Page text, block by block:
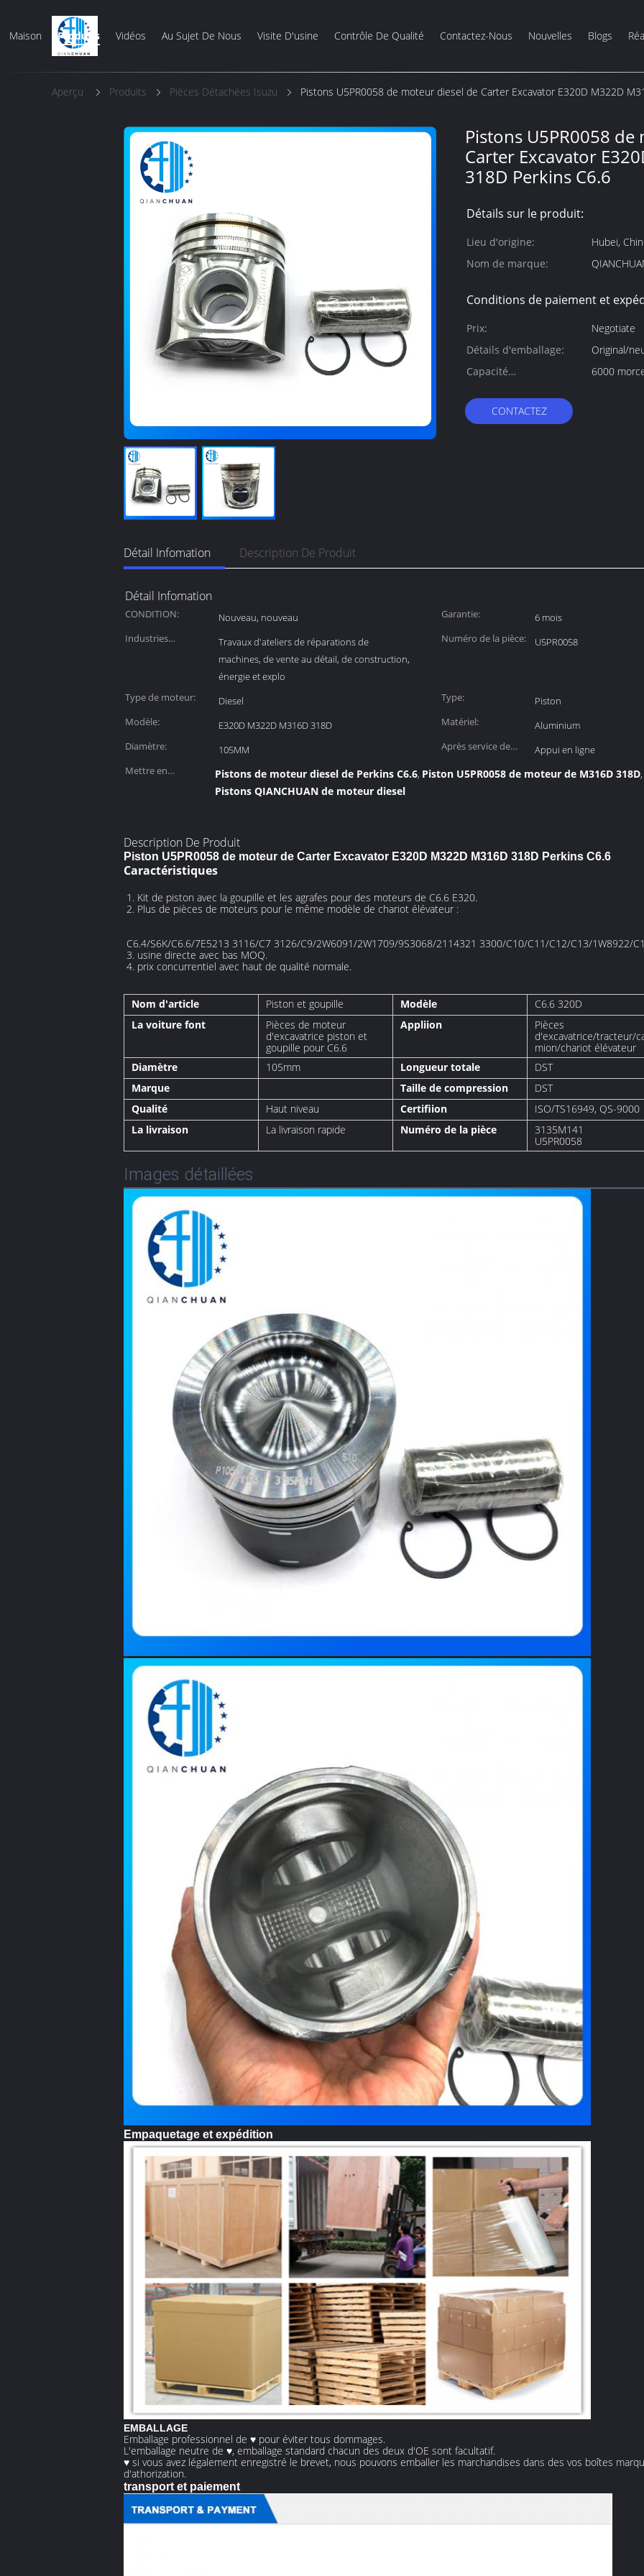
Maison Produits Vidéos Au Sujet De Nous Visite D'usine Contrôle De Qualité Contactez-Nous Nouvelles Blogs
Aperçu Produits Pièces Détachées Isuzu Pistons U5PR0058 de moteur diesel de Carter Excavator E320D M322D
Pistons U5PR0058
Carter Excavator
318D Perkins C6.6
Détails sur le produit:
Lieu d'origine:
Hubei,
Nom de marque:
Conditions de paiement et
Prix:
Negotiate
Détails d'emballage:
Original/
Capacité
CONTACTEZ
Détail Infomation Description De Produit
Détail Infomation
CONDITION: Nouveau, nouveau Garantie:
6 mois
Industries
Travaux d'ateliers de réparations de
machines, de vente au détail, de construction,
énergie et explo
Numéro de la pièce: U5PR0058
Type de moteur: Diesel Type:
Piston
Modèle:
E320D M322D M316D 318D Matériel:
Aluminium
Diamètre:
105MM
Après service de
Appui en ligne
Mettre en
Pistons de moteur diesel de Perkins C6.6, Piston U5PR0058 de moteur de M316D 318D,
Pistons QIANCHUAN de moteur diesel
Description De Produit
Piston U5PR0058 de moteur de Carter Excavator E320D M322D M316D 318D Perkins C6.6
Caractéristiques
1. Kit de piston avec la goupille et les agrafes pour des moteurs de C6.6 E320.
2. Plus de pièces de moteurs pour le même modèle de chariot élévateur :
C6.4/S6K/C6.6/7E5213 3116/C7 3126/C9/2W6091/2W1709/9S3068/2114321 3300/C10/C11/C12/C13/1W8922/
3. usine directe avec bas MOQ.
4. prix concurrentiel avec haut de qualité normale.
Nom d'article Piston et goupille Modèle
C6.6 320D
La voiture font
Pièces de moteur
d'excavatrice piston et
goupille pour C6.6
Appliion
Pièces
d'excavatrice/tracteur/
mion/chariot élévateur
Diamètre
105mm Longueur totale
DST
Marque
Taille de compression
DST
Qualité
Haut niveau Certifiion
ISO/TS16949, QS-9000
La livraison
La livraison rapide Numéro de la pièce
3135M141
U5PR0058
Images détaillées
Empaquetage et expédition
EMBALLAGE
Emballage professionnel de ♥ pour éviter tous dommages.
L'emballage neutre de ♥, emballage standard chacun des deux d'OE sont facultatif.
♥ si vous avez légalement enregistré le brevet, nous pouvons emballer les marchandises dans des vos boîtes
d'athorization.
transport et paiement